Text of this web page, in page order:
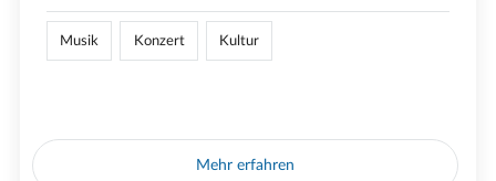
Musik Konzert Kultur
Mehr erfahren